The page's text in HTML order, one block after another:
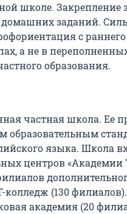
школе. Закрепление
заданий.
с раннего
а не в
образования.
частная школа. Ее
образовательным
языка. Школа
центров «Академии
(130
академия (20